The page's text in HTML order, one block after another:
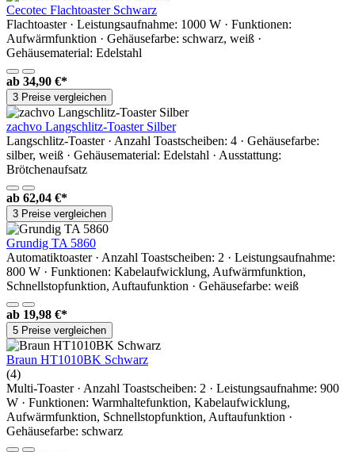
Cecotec Flachtoaster Schwarz
Flachtoaster · Leistungsaufnahme: 1000 W · Funktionen:
Aufwärmfunktion · Gehäusefarbe: schwarz, weiß ·
Gehäusematerial: Edelstahl
ab 34,90 €*
3 Preise vergleichen
zachvo Langschlitz-Toaster Silber
Langschlitz-Toaster · Anzahl Toastscheiben: 4 · Gehäusefarbe:
silber, weiß · Gehäusematerial: Edelstahl · Ausstattung:
Brötchenaufsatz
ab 62,04 €*
3 Preise vergleichen
Grundig TA 5860
Automatiktoaster · Anzahl Toastscheiben: 2 · Leistungsaufnahme:
800 W · Funktionen: Kabelaufwicklung, Aufwärmfunktion,
Schnellstopfunktion, Auftaufunktion · Gehäusefarbe: weiß
ab 19,98 €*
5 Preise vergleichen
Braun HT1010BK Schwarz
(4)
Multi-Toaster · Anzahl Toastscheiben: 2 · Leistungsaufnahme: 900
W · Funktionen: Warmhaltefunktion, Kabelaufwicklung,
Aufwärmfunktion, Schnellstopfunktion, Auftaufunktion ·
Gehäusefarbe: schwarz